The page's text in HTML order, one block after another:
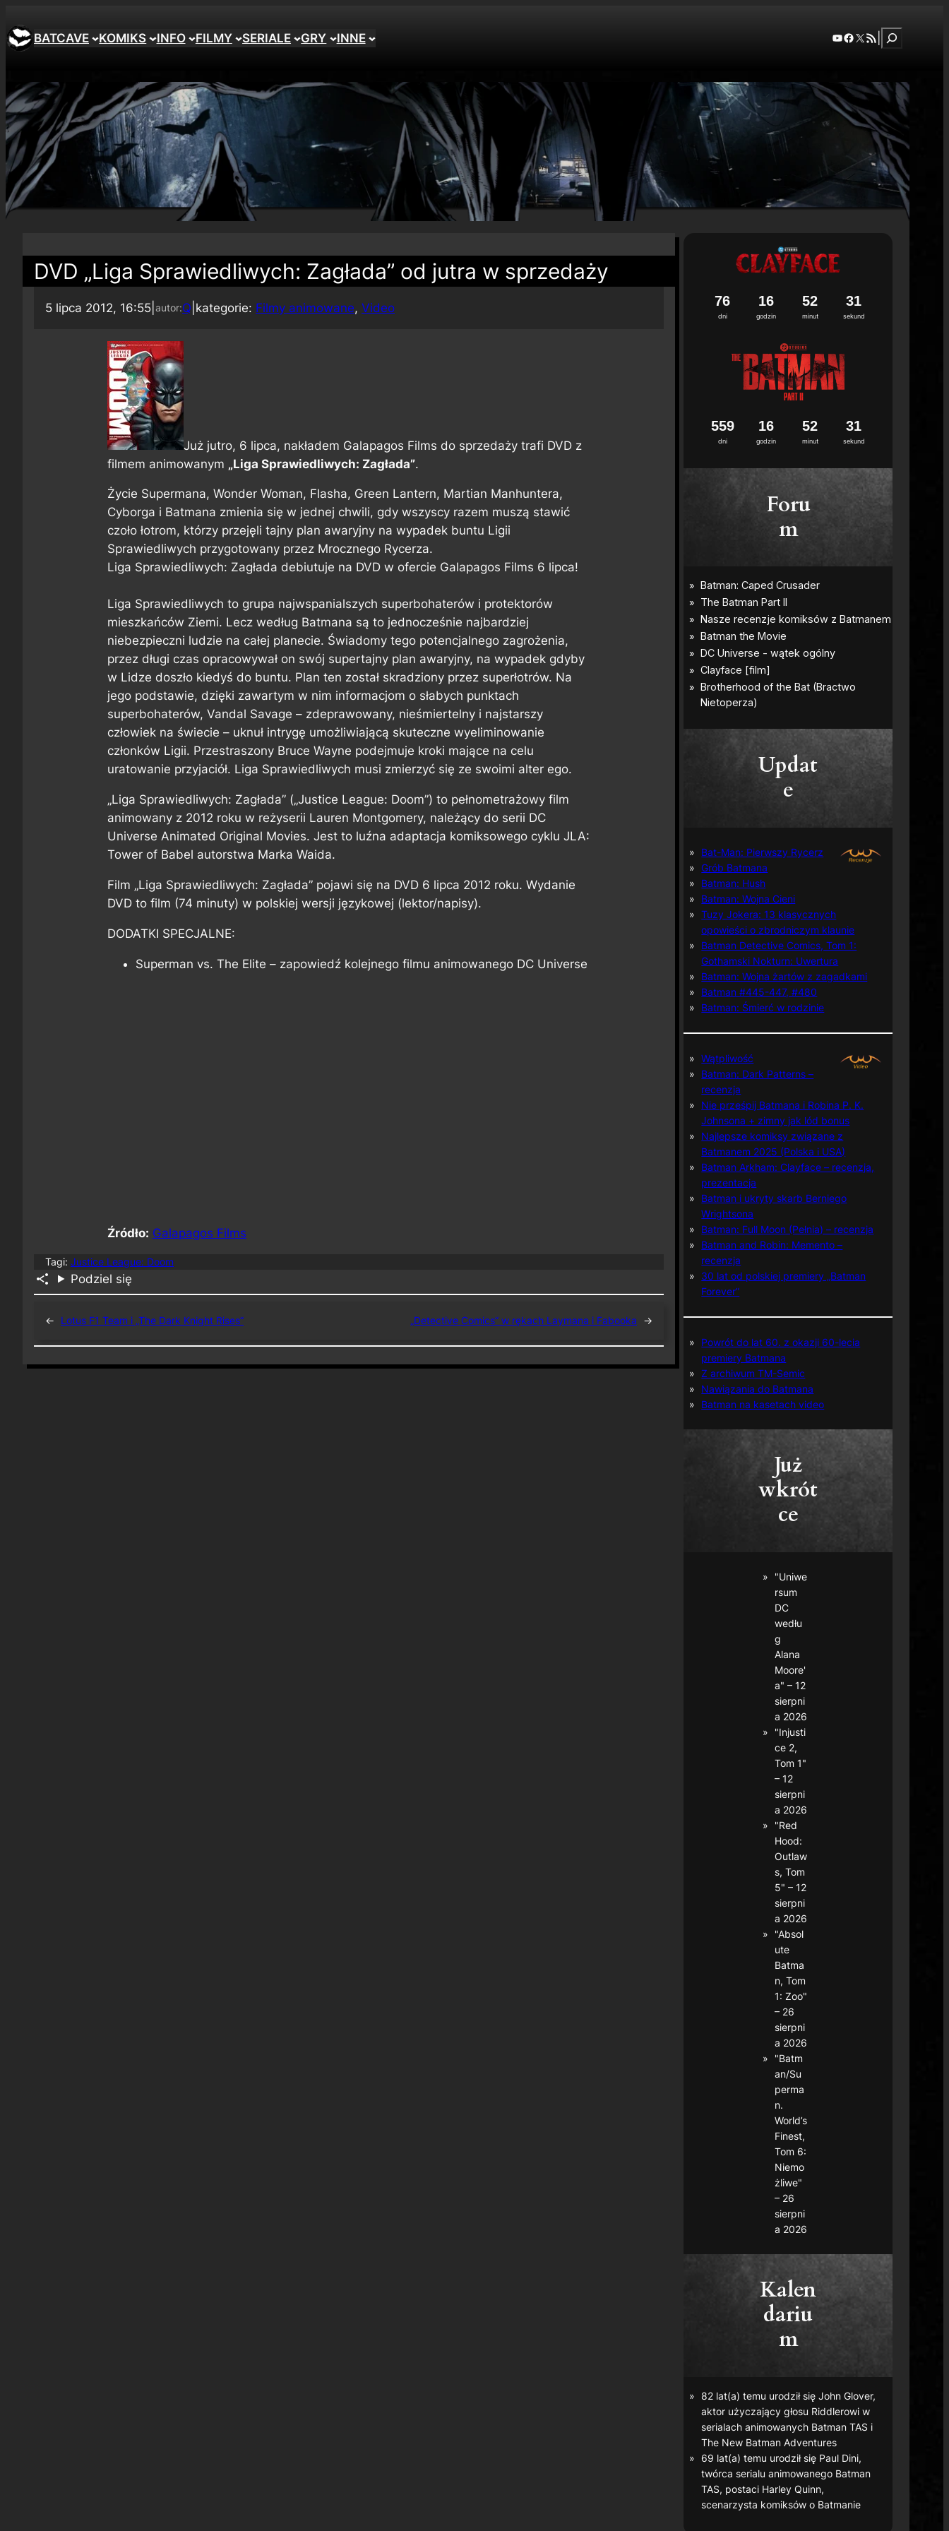
BATCAVE KOMIKS INFO FILMY SERIALE GRY INNE YouTube
Facebook
X RSS FeedSzukaj
DVD „Liga Sprawiedliwych: Zagłada” od jutra w sprzedaży
5 lipca 2012, 16:55 autor:Q kategorie: Filmy animowane, Video
Już jutro, 6 lipca, nakładem Galapagos Films do sprzedaży trafi DVD z
filmem animowanym „Liga Sprawiedliwych: Zagłada”.
Życie Supermana, Wonder Woman, Flasha, Green Lantern, Martian Manhuntera,
Cyborga i Batmana zmienia się w jednej chwili, gdy wszyscy razem muszą stawić
czoło łotrom, którzy przejęli tajny plan awaryjny na wypadek buntu Ligii
Sprawiedliwych przygotowany przez Mrocznego Rycerza.
Liga Sprawiedliwych: Zagłada debiutuje na DVD w ofercie Galapagos Films 6 lipca!
Liga Sprawiedliwych to grupa najwspanialszych superbohaterów i protektorów
mieszkańców Ziemi. Lecz według Batmana są to jednocześnie najbardziej
niebezpieczni ludzie na całej planecie. Świadomy tego potencjalnego zagrożenia,
przez długi czas opracowywał on swój supertajny plan awaryjny, na wypadek gdyby
w Lidze doszło kiedyś do buntu. Plan ten został skradziony przez superłotrów. Na
jego podstawie, dzięki zawartym w nim informacjom o słabych punktach
superbohaterów, Vandal Savage – zdeprawowany, nieśmiertelny i najstarszy
człowiek na świecie – uknuł intrygę umożliwiającą skuteczne wyeliminowanie
członków Ligii. Przestraszony Bruce Wayne podejmuje kroki mające na celu
uratowanie przyjaciół. Liga Sprawiedliwych musi zmierzyć się ze swoimi alter ego.
„Liga Sprawiedliwych: Zagłada” („Justice League: Doom”) to pełnometrażowy film
animowany z 2012 roku w reżyserii Lauren Montgomery, należący do serii DC
Universe Animated Original Movies. Jest to luźna adaptacja komiksowego cyklu JLA:
Tower of Babel autorstwa Marka Waida.
Film „Liga Sprawiedliwych: Zagłada” pojawi się na DVD 6 lipca 2012 roku. Wydanie
DVD to film (74 minuty) w polskiej wersji językowej (lektor/napisy).
DODATKI SPECJALNE:
Superman vs. The Elite – zapowiedź kolejnego filmu animowanego DC Universe
Źródło: Galapagos Films
Tagi: Justice League: Doom
Podziel się
← Lotus F1 Team i „The Dark Knight Rises” „Detective Comics” w rękach Laymana i Fabooka →
dni
76
godzin
16
minut
52
sekund
30
dni
559
godzin
16
minut
52
sekund
30
Foru
m
Updat
e
Bat-Man: Pierwszy Rycerz
Grób Batmana
Batman: Hush
Batman: Wojna Cieni
Tuzy Jokera: 13 klasycznych
opowieści o zbrodniczym klaunie
Batman Detective Comics, Tom 1:
Gothamski Nokturn: Uwertura
Batman: Wojna żartów z zagadkami
Batman #445-447, #480
Batman: Śmierć w rodzinie
Wątpliwość
Batman: Dark Patterns –
recenzja
Nie prześpij Batmana i Robina P. K.
Johnsona + zimny jak lód bonus
Najlepsze komiksy związane z
Batmanem 2025 (Polska i USA)
Batman Arkham: Clayface – recenzja,
prezentacja
Batman i ukryty skarb Berniego
Wrightsona
Batman: Full Moon (Pełnia) – recenzja
Batman and Robin: Memento –
recenzja
30 lat od polskiej premiery „Batman
Forever”
Powrót do lat 60. z okazji 60-lecia
premiery Batmana
Z archiwum TM-Semic
Nawiązania do Batmana
Batman na kasetach video
Już
wkrót
ce
"Uniwe
rsum
DC
wedłu
g
Alana
Moore'
a" – 12
sierpni
a 2026
"Injusti
ce 2,
Tom 1"
– 12
sierpni
a 2026
"Red
Hood:
Outlaw
s, Tom
5" – 12
sierpni
a 2026
"Absol
ute
Batma
n, Tom
1: Zoo"
– 26
sierpni
a 2026
"Batm
an/Su
perma
n.
World’s
Finest,
Tom 6:
Niemo
żliwe"
– 26
sierpni
a 2026
Kalen
dariu
m
82 lat(a) temu urodził się John Glover,
aktor użyczający głosu Riddlerowi w
serialach animowanych Batman TAS i
The New Batman Adventures
69 lat(a) temu urodził się Paul Dini,
twórca serialu animowanego Batman
TAS, postaci Harley Quinn,
scenarzysta komiksów o Batmanie